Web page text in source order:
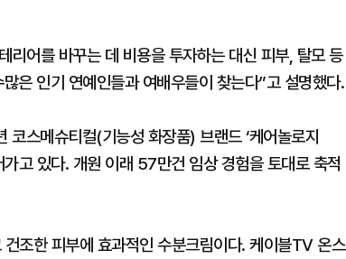
리어를 바꾸는 데 비용을 투자하는 대신 피부, 탈모 등
은 인기 연예인들과 여배우들이 찾는다”고 설명했다.
스메슈티컬(기능성 화장품) 브랜드 ‘케어놀로지
고 있다. 개원 이래 57만건 임상 경험을 토대로 축적
조한 피부에 효과적인 수분크림이다. 케이블TV 온스